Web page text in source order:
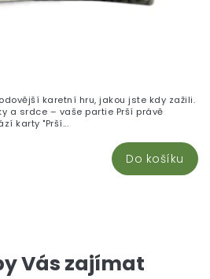
Do košíku
karetní hru, jakou jste kdy zažili.
a srdce – vaše partie Prší právě
karty "Prší...
Vás zajímat